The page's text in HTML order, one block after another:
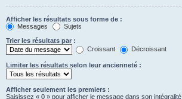
Afficher les résultats sous forme de :
Messages
Sujets
Trier les résultats par :
Croissant
Décroissant
Limiter les résultats selon leur ancienneté :
Afficher seulement les premiers :
Saisissez « 0 » pour afficher le message dans son intégralité.